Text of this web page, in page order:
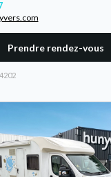
Prendre rendez-vous